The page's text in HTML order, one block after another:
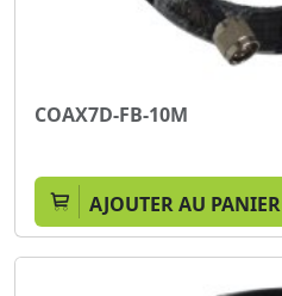
COAX7D-FB-10M
AJOUTER AU PANIER